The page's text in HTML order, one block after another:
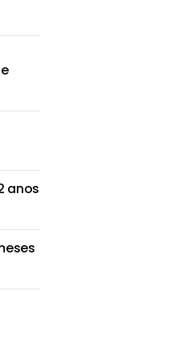
anos